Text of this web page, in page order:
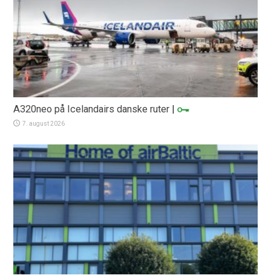
A320neo på Icelandairs danske ruter |
7. august 2026